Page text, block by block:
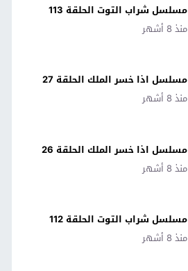
مسلسل شراب التوت الحلقة 113
منذ 8 أشهر
مسلسل اذا خسر الملك الحلقة 27
منذ 8 أشهر
مسلسل اذا خسر الملك الحلقة 26
منذ 8 أشهر
مسلسل شراب التوت الحلقة 112
منذ 8 أشهر